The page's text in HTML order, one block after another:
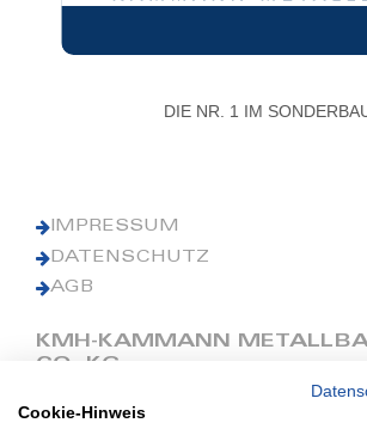
DIE NR. 1 IM
IMPRESSUM
DATENSCHUTZ
AGB
KMH-KAMMANN
CO. KG
Phone: +49 (0) 42 41 9390 0
Cookie-Hinweis